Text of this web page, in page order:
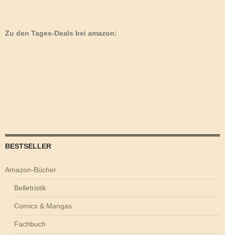
Zu den Tages-Deals bei amazon:
BESTSELLER
Amazon-Bücher
Belletristik
Comics & Mangas
Fachbuch